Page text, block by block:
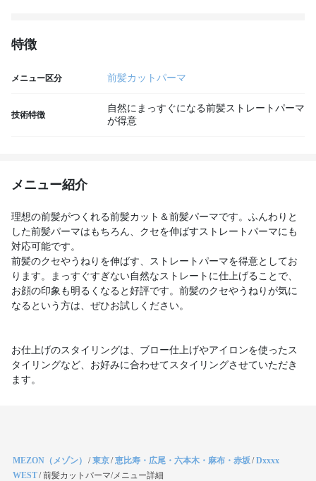
特徴
メニュー区分 前髪カットパーマ
技術特徴
自然にまっすぐになる前髪ストレートパーマ
が得意
メニュー紹介
理想の前髪がつくれる前髪カット＆前髪パーマです。ふんわりと
した前髪パーマはもちろん、クセを伸ばすストレートパーマにも
対応可能です。
前髪のクセやうねりを伸ばす、ストレートパーマを得意としてお
ります。まっすぐすぎない自然なストレートに仕上げることで、
お顔の印象も明るくなると好評です。前髪のクセやうねりが気に
なるという方は、ぜひお試しください。
お仕上げのスタイリングは、ブロー仕上げやアイロンを使ったス
タイリングなど、お好みに合わせてスタイリングさせていただき
ます。
MEZON（メゾン） /東京/恵比寿・広尾・六本木・麻布・赤坂/Dxxxx
WEST/前髪カットパーマ/メニュー詳細